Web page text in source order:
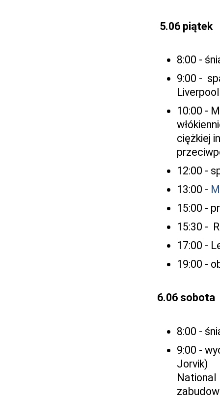
5.06 piątek
8:00 -
9:00 -
10:00 -
ciężkiej
12:00 -
13:00 -
15:00 -
15:30 -
17:00 -
19:00 -
6.06 sobota
8:00 -
9:00 -
Jorvik)
National